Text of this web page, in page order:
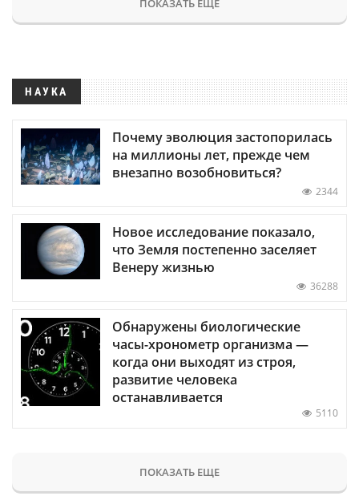
НАУКА
Почему эволюция застопорилась
на миллионы лет, прежде чем
внезапно возобновиться?
2344
Новое исследование показало,
что Земля постепенно заселяет
Венеру жизнью
36288
Обнаружены биологические
часы-хронометр организма —
когда они выходят из строя,
развитие человека
останавливается
5110
ПОКАЗАТЬ ЕЩЕ